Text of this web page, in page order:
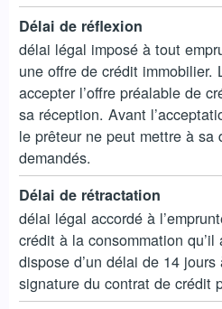
Délai de réflexion
délai légal imposé à tout
une offre de crédit immobilier.
accepter l’offre préalable de
sa réception. Avant
le prêteur ne peut mettre à sa
demandés.
Délai de rétractation
délai légal accordé à
crédit à la consommation qu’il
dispose d’un délai de 14
signature du contrat de crédit